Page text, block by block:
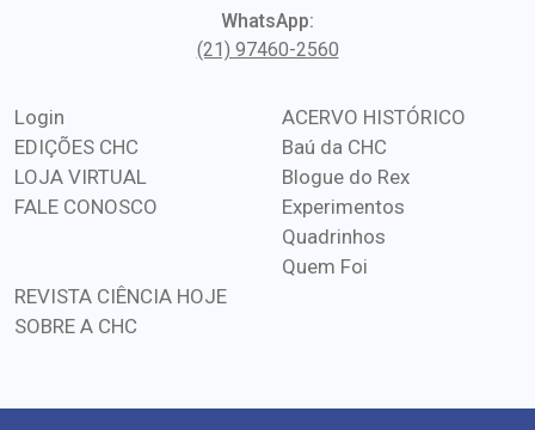
WhatsApp:
(21) 97460-2560
Login
EDIÇÕES CHC
LOJA VIRTUAL
FALE CONOSCO
ACERVO HISTÓRICO
Baú da CHC
Blogue do Rex
Experimentos
Quadrinhos
Quem Foi
REVISTA CIÊNCIA HOJE
SOBRE A CHC